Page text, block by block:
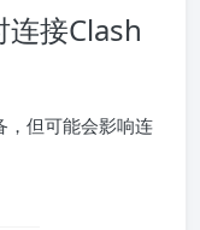
接Clash
，但可能会影响连